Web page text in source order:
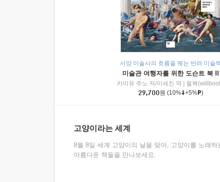
서양 미술사의 흐름을 꿰는 반려 미술
미술관 여행자를 위한 도슨트 북 II
카미유 주노 저/이세진 역
윌북
29,700원 (10% +5% )
고양이라는 세계
8월 8일 세계 고양이의 날을 맞아, 고양이를 노래하
아름다운 책들을 만나보세요.